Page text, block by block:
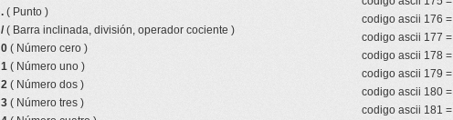
. ( Punto )
/( Barra inclinada, división, operador cociente )
0 ( Número cero )
1 ( Número uno )
2 ( Número dos )
3 ( Número tres )
codigo ascii 176 =
codigo ascii 177 =
codigo ascii 178 =
codigo ascii 179 =
codigo ascii 180 =
codigo ascii 181 =